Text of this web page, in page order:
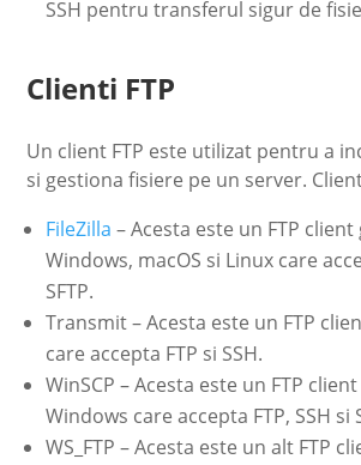
SSH pentru transferul sigur de
Clienti FTP
Un client FTP este utilizat pentru a
si gestiona fisiere pe un server.
FileZilla – Acesta este un FTP
Windows, macOS si Linux care
SFTP.
Transmit – Acesta este un FTP
care accepta FTP si SSH.
WinSCP – Acesta este un FTP
Windows care accepta FTP, SSH si
WS_FTP – Acesta este un alt FTP